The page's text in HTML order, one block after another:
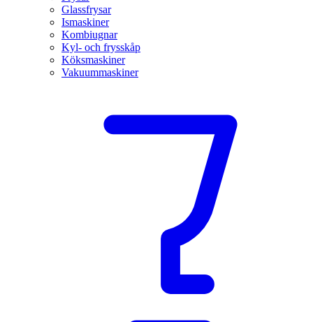
Glassfrysar
Ismaskiner
Kombiugnar
Kyl- och frysskåp
Köksmaskiner
Vakuummaskiner